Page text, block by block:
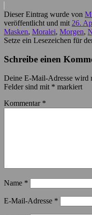
Dieser Eintrag wurde von
veröffentlicht und mit 26.
Masken, Moralei, Morgen,
Setze ein Lesezeichen für
Schreibe einen
Deine E-Mail-Adresse wird
Felder sind mit * markiert
Kommentar *
Name *
E-Mail-Adresse *